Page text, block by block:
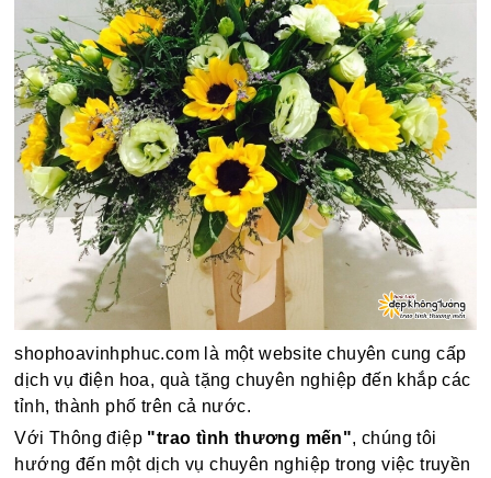
shophoavinhphuc.com là một website chuyên cung cấp
dịch vụ điện hoa, quà tặng chuyên nghiệp đến khắp các
tỉnh, thành phố trên cả nước.
Với Thông điệp "trao tình thương mến", chúng tôi
hướng đến một dịch vụ chuyên nghiệp trong việc truyền